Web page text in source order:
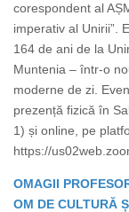
corespondent al
imperativ al Unirii”.
164 de ani de la
Muntenia – într-o
moderne de zi.
prezență fizică în
1) și online, pe
https://
OMAGII
OM DE CULTURĂ